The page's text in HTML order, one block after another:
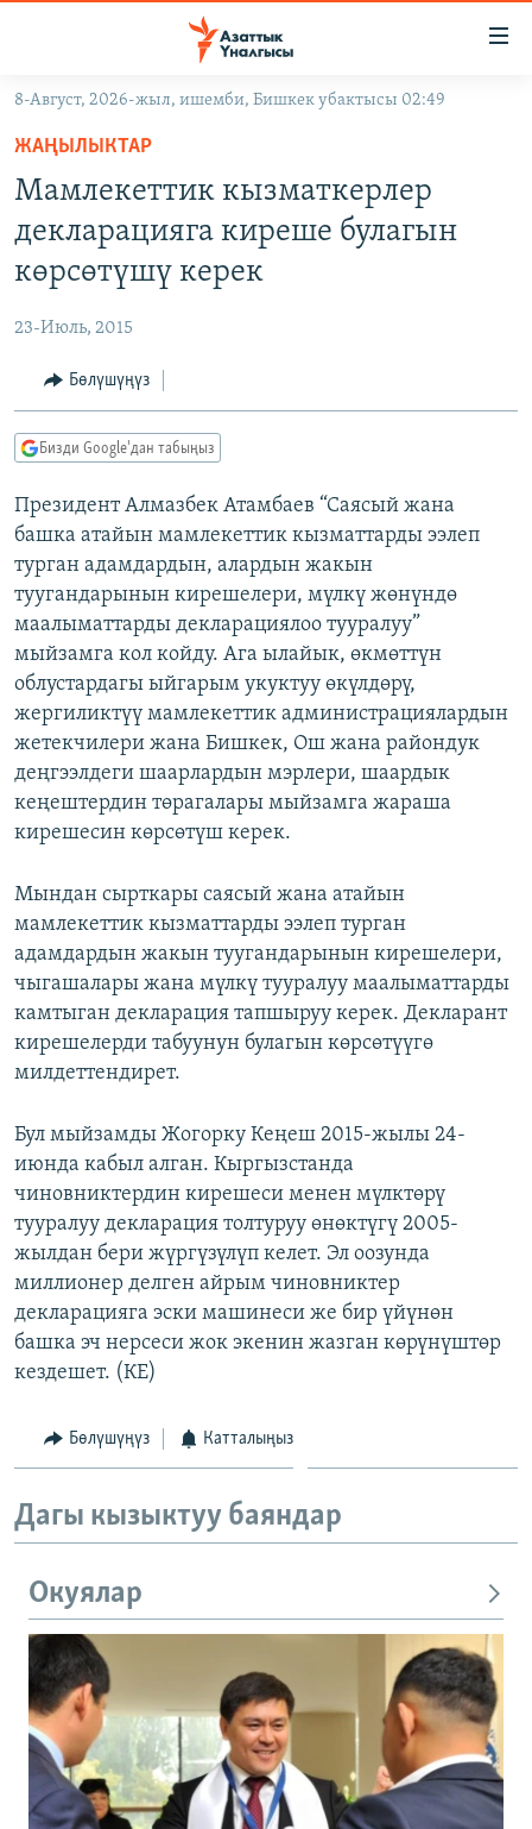
Навигацияга
өтүңүз
Издөөгө
салыңыз
МАДАНИЯТ
УКРАИНА
ТВ ПРОГРАММАЛАР
БҮГҮН АЗАТТЫКТА
ДАНИСТЕ
АЗАТТЫК+
ЫҢГАЙСЫЗ СУРООЛОР
ПОДКАСТ
ЭЕ/АРнун бардык сайттары
8-Август, 2026-жыл, ишемби, Бишкек убактысы 02:49
ЖАҢЫЛЫКТАР
Мамлекеттик кызматкерлер
декларацияга киреше булагын
көрсөтүшү керек
23-Июль, 2015
Бөлүшүңүз
Бизди Google'дан табыңыз
Президент Алмазбек Атамбаев “Саясый жана
башка атайын мамлекеттик кызматтарды ээлеп
турган адамдардын, алардын жакын
туугандарынын кирешелери, мүлкү жөнүндө
маалыматтарды декларациялоо тууралуу”
мыйзамга кол койду. Ага ылайык, өкмөттүн
облустардагы ыйгарым укуктуу өкүлдөрү,
жергиликтүү мамлекеттик администрациялардын
жетекчилери жана Бишкек, Ош жана райондук
деңгээлдеги шаарлардын мэрлери, шаардык
кеңештердин төрагалары мыйзамга жараша
кирешесин көрсөтүш керек.
Мындан сырткары саясый жана атайын
мамлекеттик кызматтарды ээлеп турган
адамдардын жакын туугандарынын кирешелери,
чыгашалары жана мүлкү тууралуу маалыматтарды
камтыган декларация тапшыруу керек. Декларант
кирешелерди табуунун булагын көрсөтүүгө
милдеттендирет.
Бул мыйзамды Жогорку Кеңеш 2015-жылы 24-
июнда кабыл алган. Кыргызстанда
чиновниктердин кирешеси менен мүлктөрү
тууралуу декларация толтуруу өнөктүгү 2005-
жылдан бери жүргүзүлүп келет. Эл оозунда
миллионер делген айрым чиновниктер
декларацияга эски машинеси же бир үйүнөн
башка эч нерсеси жок экенин жазган көрүнүштөр
кездешет. (КЕ)
Бөлүшүңүз Катталыңыз
Дагы кызыктуу баяндар
Окуялар